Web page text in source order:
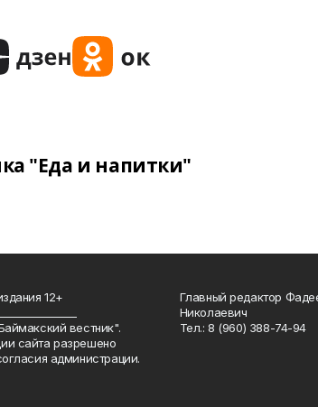
"Еда и напитки"
12+
вестник".
сайта разрешено
администрации.
Главный редактор
Николаевич
Тел.: 8 (960) 388-74-94